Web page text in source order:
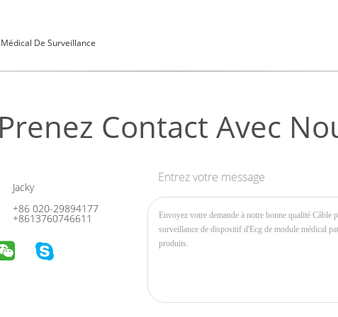
De Surveillance
Prenez Contact Avec
Jacky
+86 020-29894177
+8613760746611
Entrez votre message